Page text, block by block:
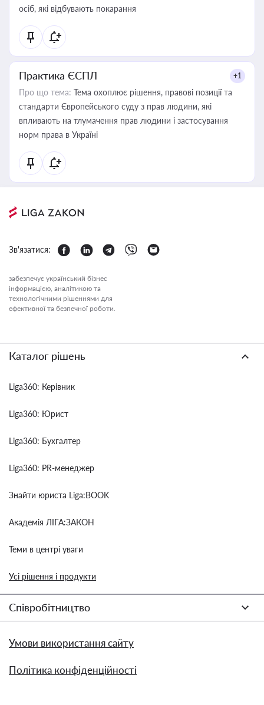
осіб, які відбувають покарання
Практика ЄСПЛ +1
Про що тема: Тема охоплює рішення, правові позиції та
стандарти Європейського суду з прав людини, які
впливають на тлумачення прав людини і застосування
норм права в Україні
Зв'язатися:
забезпечує український бізнес
інформацією, аналітикою та
технологічними рішеннями для
ефективної та безпечної роботи.
Каталог рішень
Liga360: Керівник
Liga360: Юрист
Liga360: Бухгалтер
Liga360: PR-менеджер
Знайти юриста Liga:BOOK
Академія ЛІГА:ЗАКОН
Теми в центрі уваги
Усі рішення і продукти
Співробітництво
Умови використання сайту
Політика конфіденційності